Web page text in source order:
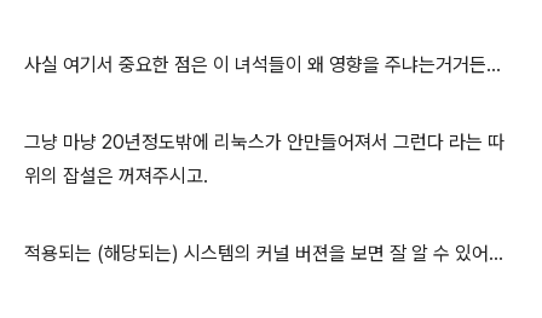
사실 여기서 중요한 점은 이 녀석들이 왜 영향을 주냐는거거든...
그냥 마냥 20년정도밖에 리눅스가 안만들어져서 그런다 라는 따
위의 잡설은 꺼져주시고.
적용되는 (해당되는) 시스템의 커널 버젼을 보면 잘 알 수 있어...